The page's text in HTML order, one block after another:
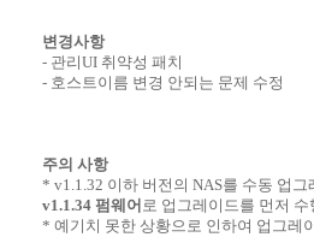
변경사항
- 관리UI 취약성 패치
- 호스트이름 변경 안되는 문제 수정
주의 사항
* v1.1.32 이하 버전의 NAS를 수동 업
v1.1.34 펌웨어 로 업그레이드를 먼저
* 예기치 못한 상황으로 인하여 업그레